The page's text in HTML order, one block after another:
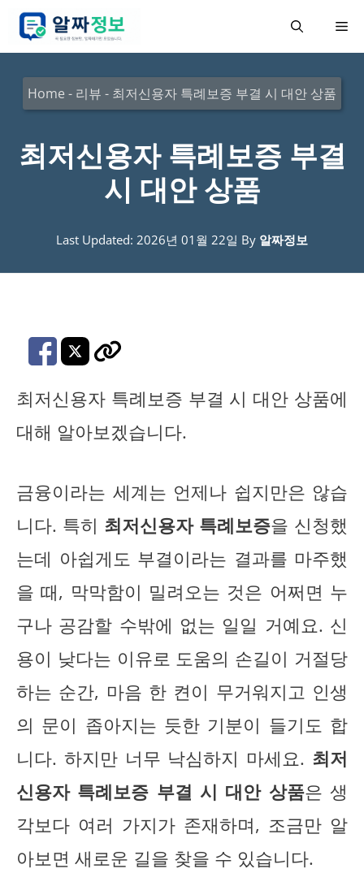
메
Home - 리뷰 - 최저신용자 특례보증 부결 시 대안 상품
최저신용자 특례보증 부결
시 대안 상품
Last Updated: 2026년 01월 22일 By 알짜정보
최저신용자 특례보증 부결 시 대안 상품에
대해 알아보겠습니다.
금융이라는 세계는 언제나 쉽지만은 않습
니다. 특히 최저신용자 특례보증을 신청했
는데 아쉽게도 부결이라는 결과를 마주했
을 때, 막막함이 밀려오는 것은 어쩌면 누
구나 공감할 수밖에 없는 일일 거예요. 신
용이 낮다는 이유로 도움의 손길이 거절당
하는 순간, 마음 한 켠이 무거워지고 인생
의 문이 좁아지는 듯한 기분이 들기도 합
니다. 하지만 너무 낙심하지 마세요. 최저
신용자 특례보증 부결 시 대안 상품은 생
각보다 여러 가지가 존재하며, 조금만 알
아보면 새로운 길을 찾을 수 있습니다.